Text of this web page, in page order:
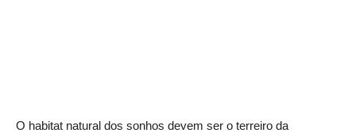
O habitat natural dos sonhos devem ser o terreiro da